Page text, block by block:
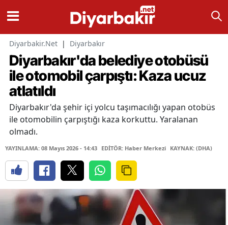
Diyarbakir.Net | Diyarbakır
Diyarbakır'da belediye otobüsü
ile otomobil çarpıştı: Kaza ucuz
atlatıldı
Diyarbakır'da şehir içi yolcu taşımacılığı yapan otobüs
ile otomobilin çarpıştığı kaza korkuttu. Yaralanan
olmadı.
YAYINLAMA: 08 Mayıs 2026 - 14:43 EDİTÖR: Haber Merkezi KAYNAK: (DHA)